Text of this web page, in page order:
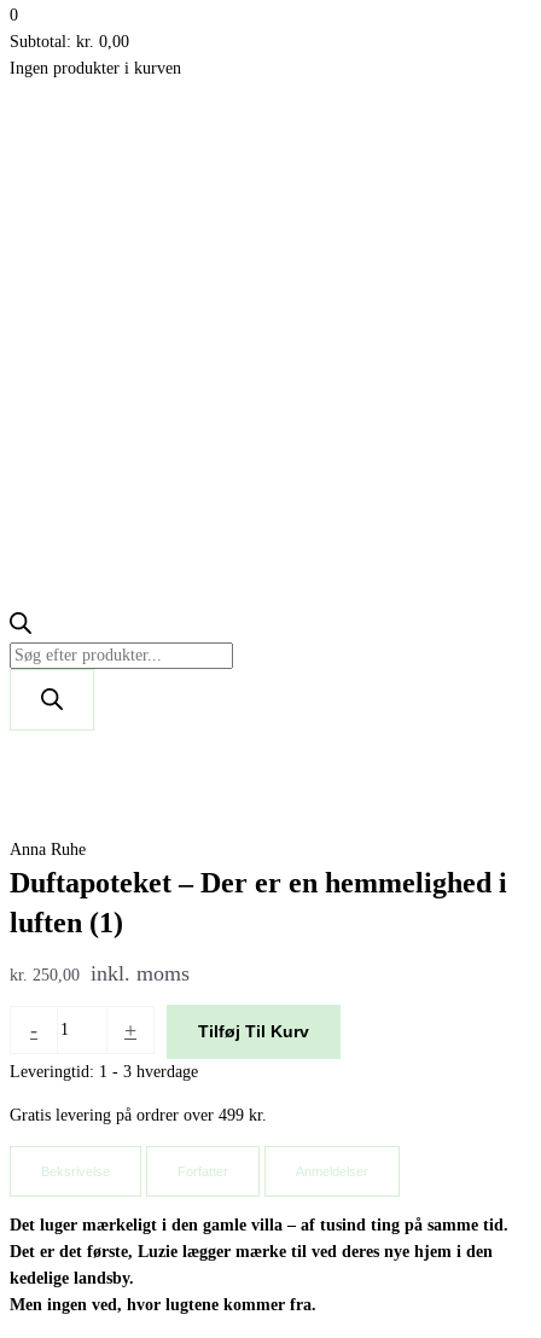
0
Subtotal: kr. 0,00
Ingen produkter i kurven
Anna Ruhe
Duftapoteket – Der er en hemmelighed i
luften (1)
kr. 250,00 inkl. moms
- + Tilføj Til Kurv
Leveringtid: 1 - 3 hverdage
Gratis levering på ordrer over 499 kr.
Beksrivelse Forfatter Anmeldelser
Det luger mærkeligt i den gamle villa – af tusind ting på samme tid.
Det er det første, Luzie lægger mærke til ved deres nye hjem i den
kedelige landsby.
Men ingen ved, hvor lugtene kommer fra.